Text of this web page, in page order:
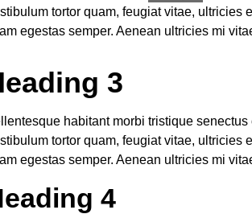
tortor quam, feugiat vitae, ultricies
egestas semper. Aenean ultricies mi
3
habitant morbi tristique
tortor quam, feugiat vitae, ultricies
egestas semper. Aenean ultricies mi
4